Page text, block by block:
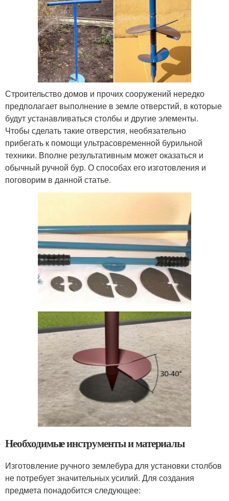
Строительство домов и прочих сооружений нередко
предполагает выполнение в земле отверстий, в которые
будут устанавливаться столбы и другие элементы.
Чтобы сделать такие отверстия, необязательно
прибегать к помощи ультрасовременной бурильной
техники. Вполне результативным может оказаться и
обычный ручной бур. О способах его изготовления и
поговорим в данной статье.
Необходимые инструменты и материалы
Изготовление ручного землебура для установки столбов
не потребует значительных усилий. Для создания
предмета понадобится следующее: